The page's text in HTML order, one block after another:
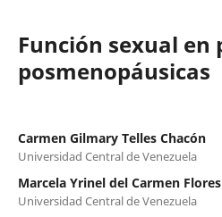
Función sexual en
posmenopáusicas
Carmen Gilmary Telles Chacón
Universidad Central de Venezuela
Marcela Yrinel del Carmen
Universidad Central de Venezuela